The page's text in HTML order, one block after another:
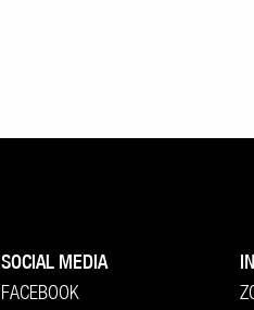
SOCIAL MEDIA
FACEBOOK